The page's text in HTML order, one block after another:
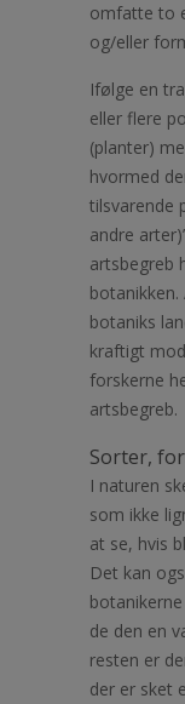
omfatte to
og/eller
Ifølge en
eller flere
(planter)
hvormed
tilsvarende
andre
artsbegreb
botaniks
kraftigt
forskerne
artsbegreb.
Sorter,
I naturen
som ikke
at se, hvis
Det kan
de den en
resten er
der er sket